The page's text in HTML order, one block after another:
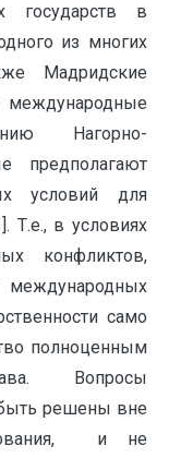
государств в
из многих
Мадридские
Нагорно-
предполагают
условий для
Т.е., в условиях
конфликтов,
международных
само
полноценным
Вопросы
быть решены вне
и не